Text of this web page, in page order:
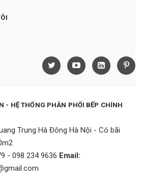
- HỆ THỐNG PHÂN PHỐI BẾP CHÍNH
Trung Hà Đông Hà Nội - Có bãi
- 098 234 9636 Email: